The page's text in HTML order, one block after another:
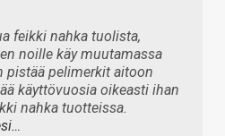
feikki nahka tuolista,
noille käy muutamassa
pistää pelimerkit aitoon
käyttövuosia oikeasti ihan
nahka tuotteissa.